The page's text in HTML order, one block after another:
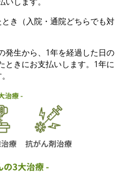
き （入院・通院どちらでも対
生から、 1年を経過した日の
ときにお支払いします。1年に